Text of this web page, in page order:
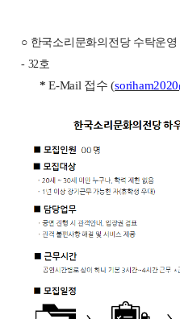
○ 한국소리문화의전당 수탁운
- 32호
* E-Mail 접수(